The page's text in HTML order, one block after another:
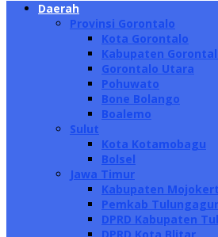
Daerah
Provinsi Gorontalo
Kota Gorontalo
Kabupaten
Gorontalo Utara
Pohuwato
Bone Bolango
Boalemo
Sulut
Kota Kotamobagu
Bolsel
Jawa Timur
Kabupaten
Pemkab
DPRD Kabupaten